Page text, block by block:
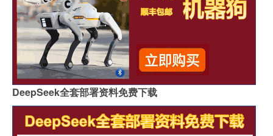
DeepSeek全套部署资料免费下载